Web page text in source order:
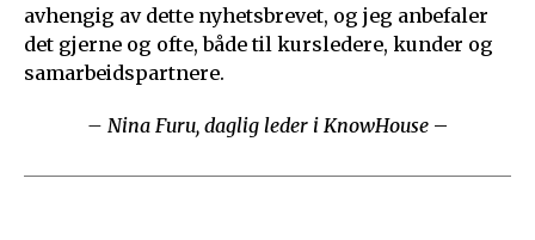
avhengig av dette nyhetsbrevet, og jeg anbefaler
det gjerne og ofte, både til kursledere, kunder og
samarbeidspartnere.
– Nina Furu, daglig leder i KnowHouse –